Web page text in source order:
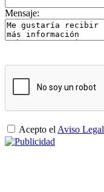
Mensaje:
Acepto el Aviso Legal